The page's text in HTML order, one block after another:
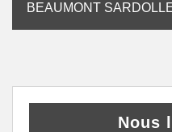
BEAUMONT
Nous